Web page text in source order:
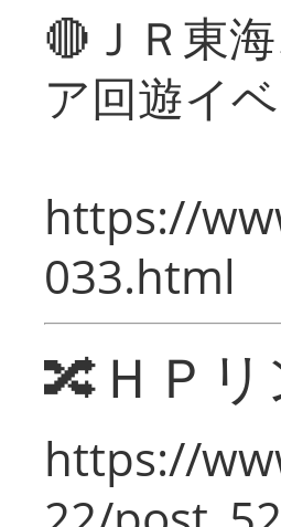
🔴ＪＲ東
ア回遊イ
https://
033.html
🔀ＨＰ
https://